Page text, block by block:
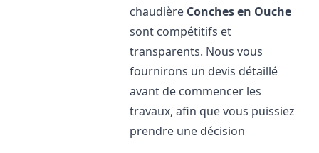
chaudière Conches en Ouche
sont compétitifs et
transparents. Nous vous
fournirons un devis détaillé
avant de commencer les
travaux, afin que vous puissiez
prendre une décision